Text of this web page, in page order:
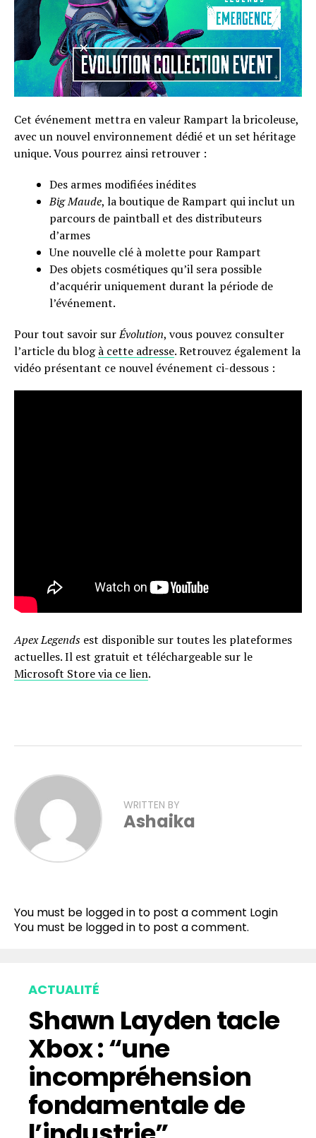
Cet événement mettra en valeur Rampart la bricoleuse,
avec un nouvel environnement dédié et un set héritage
unique. Vous pourrez ainsi retrouver :
Des armes modifiées inédites
Big Maude, la boutique de Rampart qui inclut un
parcours de paintball et des distributeurs
d’armes
Une nouvelle clé à molette pour Rampart
Des objets cosmétiques qu’il sera possible
d’acquérir uniquement durant la période de
l’événement.
Pour tout savoir surÉvolution, vous pouvez consulter
l’article du blogà cette adresse. Retrouvez également la
vidéo présentant ce nouvel événement ci-dessous :
Apex Legends est disponible sur toutes les plateformes
actuelles. Il est gratuit et téléchargeable sur le
Microsoft Store via ce lien.
WRITTEN BY
Ashaika
You must be logged in to post a comment Login
You must be logged in to post a comment.
ACTUALITÉ
Shawn Layden tacle
Xbox : “une
incompréhension
fondamentale de